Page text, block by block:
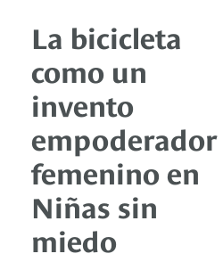
La bicicleta
como un
invento
empoderador
femenino en
Niñas sin
miedo